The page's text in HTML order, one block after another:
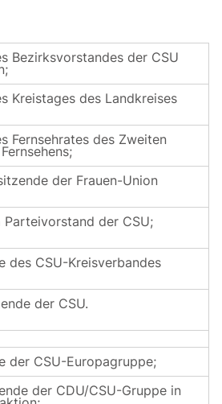
Bezirksvorstandes der CSU
Kreistages des Landkreises
Fernsehrates des Zweiten
der Frauen-Union
der CSU;
des CSU-Kreisverbandes
der CSU.
der CSU-Europagruppe;
der CDU/CSU-Gruppe in